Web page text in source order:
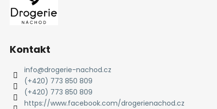
Kontakt
info@drogerie-nachod.cz
(+420) 773 850 809
(+420) 773 850 809
https://www.facebook.com/drogerienachod.cz